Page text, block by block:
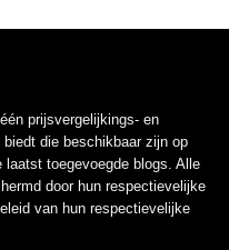
prijsvergelijkings- en
die beschikbaar zijn op
toegevoegde blogs. Alle
door hun respectievelijke
van hun respectievelijke